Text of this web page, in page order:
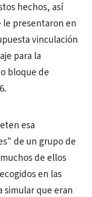
hechos, así
le presentaron en
vinculación
para la
bloque de
esa
de un grupo de
de ellos
en las
simular que eran